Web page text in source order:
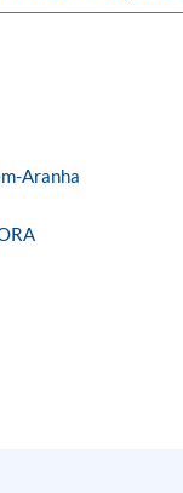
Aranha